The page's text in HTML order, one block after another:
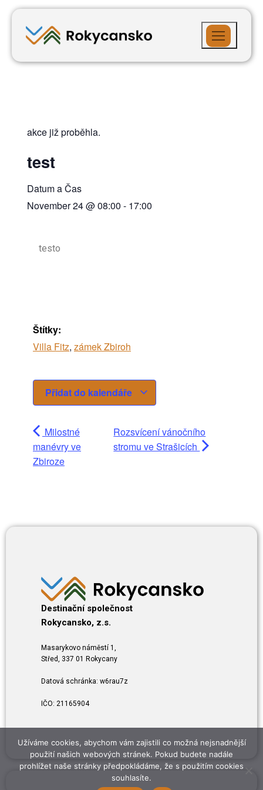
akce již proběhla.
test
Datum a Čas
November 24@08:00 - 17:00
testo
Štítky:
Villa Fitz, zámek Zbiroh
Přidat do kalendáře
Milostné
manévry ve
Zbiroze
Rozsvícení vánočního
stromu ve Strašicích
Destinační společnost
Rokycansko, z.s.
Masarykovo náměstí 1,
Střed, 337 01 Rokycany
Datová schránka: w6rau7z
IČO: 21165904
Užíváme cookies, abychom vám zajistili co možná nejsnadnější
použití našich webových stránek. Pokud budete nadále
prohlížet naše stránky předpokládáme, že s použitím cookies
souhlasíte.